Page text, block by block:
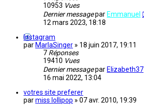
10953 Vues
Dernier messagepar Emmanuel
12 mars 2023, 18:18
Instagram
par MarlaSinger » 18 juin 2017, 19:11
7 Réponses
19410 Vues
Dernier messagepar Elizabeth37
16 mai 2022, 13:04
votres site preferer
parmiss lollipop » 07 avr. 2010, 19:39